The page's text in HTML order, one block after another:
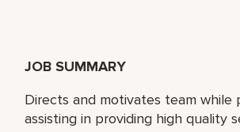
JOB SUMMARY
Directs and motivates team while
assisting in providing high quality